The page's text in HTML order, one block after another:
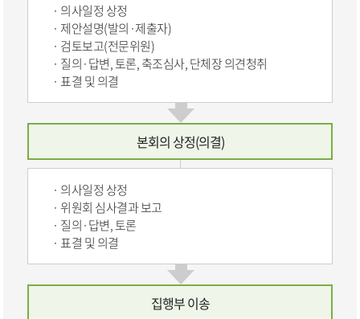
의사일정 상정
제안설명(발의·제출자)
검토보고(전문위원)
질의·답변, 토론, 축조심사, 단체장 의견청취
표결 및 의결
본회의 상정(의결)
의사일정 상정
위원회 심사결과 보고
질의·답변, 토론
표결 및 의결
집행부 이송